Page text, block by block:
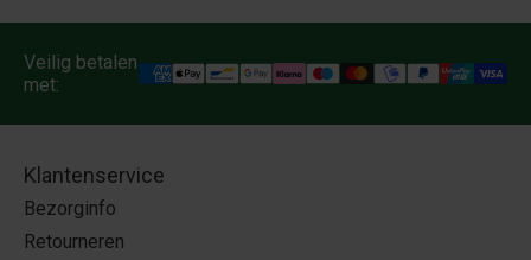
Veilig betalen
met:
Klantenservice
Bezorginfo
Retourneren